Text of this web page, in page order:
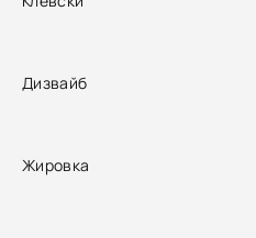
Дизвайб
Жировка